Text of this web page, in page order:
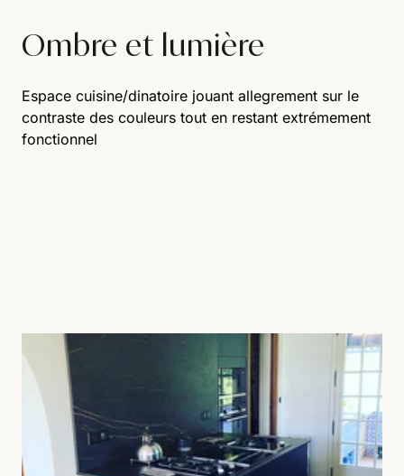
Ombre et lumière
Espace cuisine/dinatoire jouant allegrement sur le
contraste des couleurs tout en restant extrémement
fonctionnel